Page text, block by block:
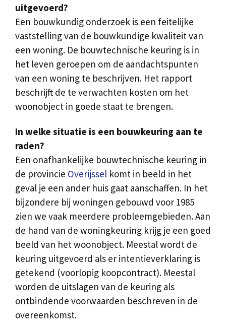
uitgevoerd?
Een bouwkundig onderzoek is een feitelijke
vaststelling van de bouwkundige kwaliteit van
een woning. De bouwtechnische keuring is in
het leven geroepen om de aandachtspunten
van een woning te beschrijven. Het rapport
beschrijft de te verwachten kosten om het
woonobject in goede staat te brengen.
In welke situatie is een bouwkeuring aan te
raden?
Een onafhankelijke bouwtechnische keuring in
de provincie Overijssel komt in beeld in het
geval je een ander huis gaat aanschaffen. In het
bijzondere bij woningen gebouwd voor 1985
zien we vaak meerdere probleemgebieden. Aan
de hand van de woningkeuring krijg je een goed
beeld van het woonobject. Meestal wordt de
keuring uitgevoerd als er intentieverklaring is
getekend (voorlopig koopcontract). Meestal
worden de uitslagen van de keuring als
ontbindende voorwaarden beschreven in de
overeenkomst.